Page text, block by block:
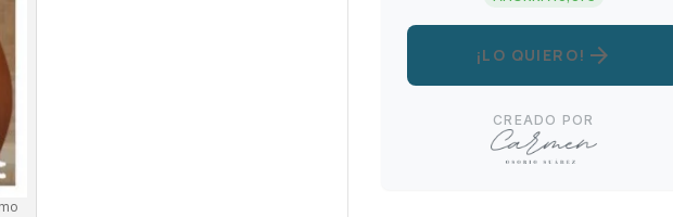
¡LO QUIERO! arrow_forward
CREADO POR